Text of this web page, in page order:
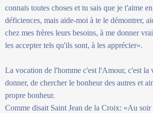
connais toutes choses et tu sais que je t'aime
déficiences, mais aide-moi à te le démontrer,
chez mes frères leurs besoins, à me donner
les accepter tels qu'ils sont, à les apprécier».
La vocation de l'homme c'est l'Amour, c'est la
donner, de chercher le bonheur des autres et
propre bonheur.
Comme disait Saint Jean de la Croix: «Au soir